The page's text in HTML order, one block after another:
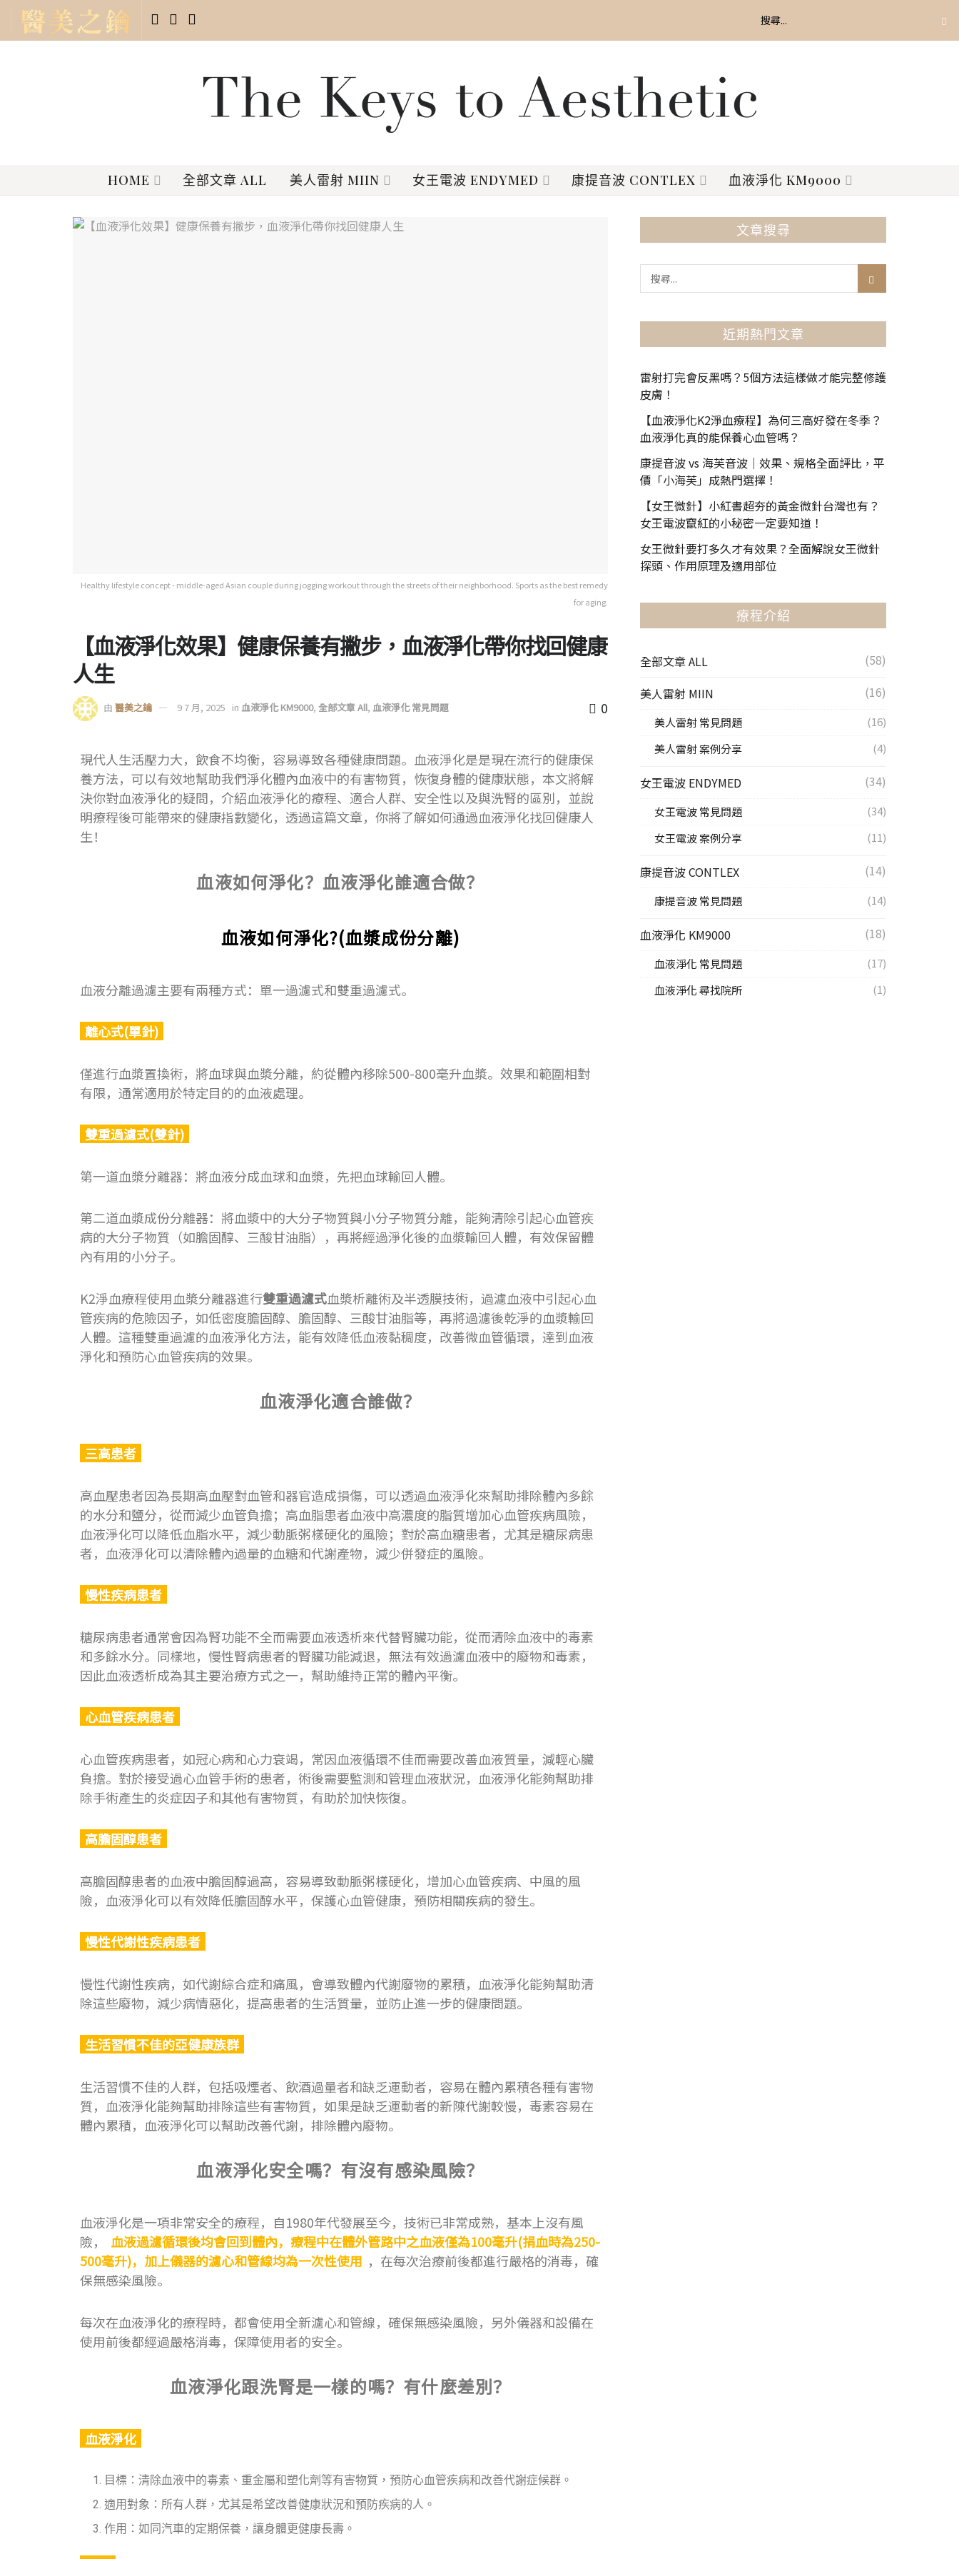
HOME 全部文章 ALL 美人雷射 MIIN 女王電波 ENDYMED 康提音波 CONTLEX 血液淨化 KM9000
Healthy lifestyle concept - middle-aged Asian couple during jogging workout through the streets of their neighborhood. Sports as the best remedy
for aging.
【血液淨化效果】健康保養有撇步，血液淨化帶你找回健康
人生
由 醫美之鑰 9 7 月, 2025 in 血液淨化 KM9000, 全部文章 All, 血液淨化 常見問題 0
現代人生活壓力大，飲食不均衡，容易導致各種健康問題。血液淨化是是現在流行的健康保
養方法，可以有效地幫助我們淨化體內血液中的有害物質，恢復身體的健康狀態，本文將解
決你對血液淨化的疑問，介紹血液淨化的療程、適合人群、安全性以及與洗腎的區別，並說
明療程後可能帶來的健康指數變化，透過這篇文章，你將了解如何通過血液淨化找回健康人
生！
血液如何淨化？血液淨化誰適合做？
血液如何淨化?(血漿成份分離)
血液分離過濾主要有兩種方式：單一過濾式和雙重過濾式。
離心式(單針)
僅進行血漿置換術，將血球與血漿分離，約從體內移除500-800毫升血漿。效果和範圍相對
有限，通常適用於特定目的的血液處理。
雙重過濾式(雙針)
第一道血漿分離器：將血液分成血球和血漿，先把血球輸回人體。
第二道血漿成份分離器：將血漿中的大分子物質與小分子物質分離，能夠清除引起心血管疾
病的大分子物質（如膽固醇、三酸甘油脂），再將經過淨化後的血漿輸回人體，有效保留體
內有用的小分子。
K2淨血療程使用血漿分離器進行雙重過濾式血漿析離術及半透膜技術，過濾血液中引起心血
管疾病的危險因子，如低密度膽固醇、膽固醇、三酸甘油脂等，再將過濾後乾淨的血漿輸回
人體。這種雙重過濾的血液淨化方法，能有效降低血液黏稠度，改善微血管循環，達到血液
淨化和預防心血管疾病的效果。
血液淨化適合誰做？
三高患者
高血壓患者因為長期高血壓對血管和器官造成損傷，可以透過血液淨化來幫助排除體內多餘
的水分和鹽分，從而減少血管負擔；高血脂患者血液中高濃度的脂質增加心血管疾病風險，
血液淨化可以降低血脂水平，減少動脈粥樣硬化的風險；對於高血糖患者，尤其是糖尿病患
者，血液淨化可以清除體內過量的血糖和代謝產物，減少併發症的風險。
慢性疾病患者
糖尿病患者通常會因為腎功能不全而需要血液透析來代替腎臟功能，從而清除血液中的毒素
和多餘水分。同樣地，慢性腎病患者的腎臟功能減退，無法有效過濾血液中的廢物和毒素，
因此血液透析成為其主要治療方式之一，幫助維持正常的體內平衡。
心血管疾病患者
心血管疾病患者，如冠心病和心力衰竭，常因血液循環不佳而需要改善血液質量，減輕心臟
負擔。對於接受過心血管手術的患者，術後需要監測和管理血液狀況，血液淨化能夠幫助排
除手術產生的炎症因子和其他有害物質，有助於加快恢復。
高膽固醇患者
高膽固醇患者的血液中膽固醇過高，容易導致動脈粥樣硬化，增加心血管疾病、中風的風
險，血液淨化可以有效降低膽固醇水平，保護心血管健康，預防相關疾病的發生。
慢性代謝性疾病患者
慢性代謝性疾病，如代謝綜合症和痛風，會導致體內代謝廢物的累積，血液淨化能夠幫助清
除這些廢物，減少病情惡化，提高患者的生活質量，並防止進一步的健康問題。
生活習慣不佳的亞健康族群
生活習慣不佳的人群，包括吸煙者、飲酒過量者和缺乏運動者，容易在體內累積各種有害物
質，血液淨化能夠幫助排除這些有害物質，如果是缺乏運動者的新陳代謝較慢，毒素容易在
體內累積，血液淨化可以幫助改善代謝，排除體內廢物。
血液淨化安全嗎？有沒有感染風險？
血液淨化是一項非常安全的療程，自1980年代發展至今，技術已非常成熟，基本上沒有風
險，
血液過濾循環後均會回到體內，療程中在體外管路中之血液僅為100毫升(捐血時為250-
500毫升)，加上儀器的濾心和管線均為一次性使用 ，在每次治療前後都進行嚴格的消毒，確
保無感染風險。
每次在血液淨化的療程時，都會使用全新濾心和管線，確保無感染風險，另外儀器和設備在
使用前後都經過嚴格消毒，保障使用者的安全。
血液淨化跟洗腎是一樣的嗎？有什麼差別？
血液淨化
目標：清除血液中的毒素、重金屬和塑化劑等有害物質，預防心血管疾病和改善代謝症候群。
適用對象：所有人群，尤其是希望改善健康狀況和預防疾病的人。
作用：如同汽車的定期保養，讓身體更健康長壽。
文章搜尋
近期熱門文章
雷射打完會反黑嗎？5個方法這樣做才能完整修護
皮膚！
【血液淨化K2淨血療程】為何三高好發在冬季？
血液淨化真的能保養心血管嗎？
康提音波 vs 海芙音波｜效果、規格全面評比，平
價「小海芙」成熱門選擇！
【女王微針】小紅書超夯的黃金微針台灣也有？
女王電波竄紅的小秘密一定要知道！
女王微針要打多久才有效果？全面解說女王微針
探頭、作用原理及適用部位
療程介紹
全部文章 ALL
(58)
美人雷射 MIIN
(16)
美人雷射 常見問題
(16)
美人雷射 案例分享
(4)
女王電波 ENDYMED (34)
女王電波 常見問題
(34)
女王電波 案例分享
(11)
康提音波 CONTLEX (14)
康提音波 常見問題 (14)
血液淨化 KM9000 (18)
血液淨化 常見問題
(17)
血液淨化 尋找院所
(1)